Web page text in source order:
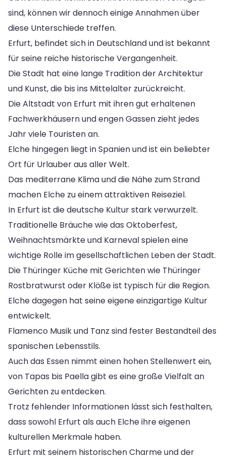
sind, können wir dennoch einige Annahmen über
diese Unterschiede treffen.
Erfurt, befindet sich in Deutschland und ist bekannt
für seine reiche historische Vergangenheit.
Die Stadt hat eine lange Tradition der Architektur
und Kunst, die bis ins Mittelalter zurückreicht.
Die Altstadt von Erfurt mit ihren gut erhaltenen
Fachwerkhäusern und engen Gassen zieht jedes
Jahr viele Touristen an.
Elche hingegen liegt in Spanien und ist ein beliebter
Ort für Urlauber aus aller Welt.
Das mediterrane Klima und die Nähe zum Strand
machen Elche zu einem attraktiven Reiseziel.
In Erfurt ist die deutsche Kultur stark verwurzelt.
Traditionelle Bräuche wie das Oktoberfest,
Weihnachtsmärkte und Karneval spielen eine
wichtige Rolle im gesellschaftlichen Leben der Stadt.
Die Thüringer Küche mit Gerichten wie Thüringer
Rostbratwurst oder Klöße ist typisch für die Region.
Elche dagegen hat seine eigene einzigartige Kultur
entwickelt.
Flamenco Musik und Tanz sind fester Bestandteil des
spanischen Lebensstils.
Auch das Essen nimmt einen hohen Stellenwert ein,
von Tapas bis Paella gibt es eine große Vielfalt an
Gerichten zu entdecken.
Trotz fehlender Informationen lässt sich festhalten,
dass sowohl Erfurt als auch Elche ihre eigenen
kulturellen Merkmale haben.
Erfurt mit seinem historischen Charme und der